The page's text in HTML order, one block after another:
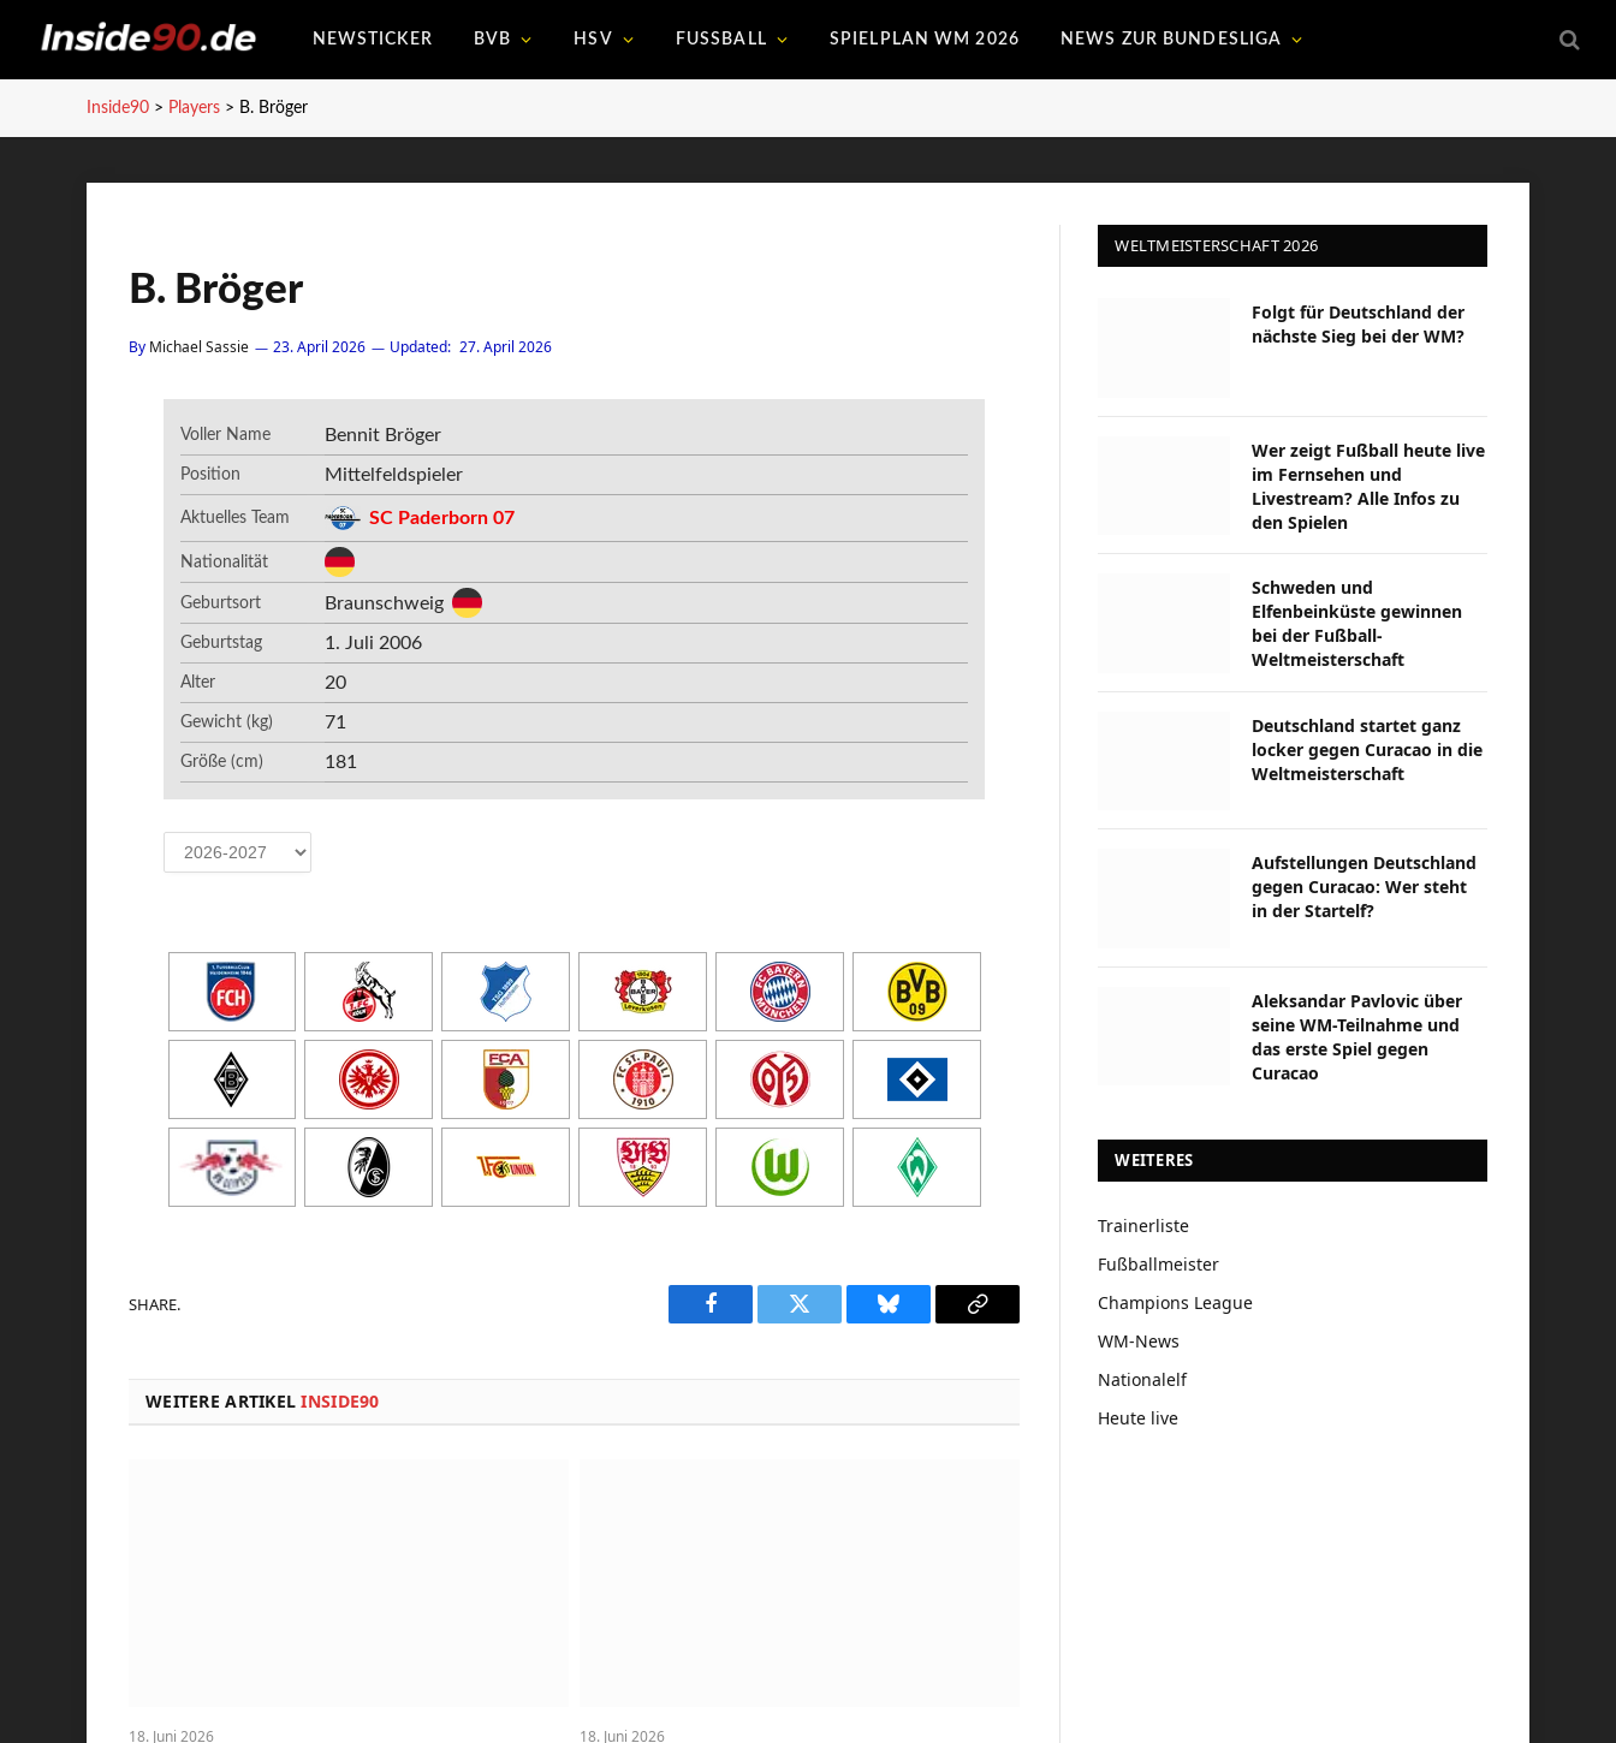
NEWSTICKER BVB HSV FUSSBALL SPIELPLAN WM 2026 NEWS ZUR BUNDESLIGA
Inside90 > Players > B. Bröger
B. Bröger
By Michael Sassie 23. April 2026 Updated: 27. April 2026
Voller Name Bennit Bröger
Position Mittelfeldspieler
Aktuelles Team SC Paderborn 07
Nationalität
Geburtsort Braunschweig
Geburtstag 1. Juli 2006
Alter 20
Gewicht (kg) 71
Größe (cm) 181
SHARE.
Facebook Twitter Bluesky
Copy
WEITERE ARTIKELINSIDE90
18. Juni 2026 18. Juni 2026
WELTMEISTERSCHAFT 2026
Folgt für Deutschland der
nächste Sieg bei der WM?
Wer zeigt Fußball heute live
im Fernsehen und
Livestream? Alle Infos zu
den Spielen
Schweden und
Elfenbeinküste gewinnen
bei der Fußball-
Weltmeisterschaft
Deutschland startet ganz
locker gegen Curacao in die
Weltmeisterschaft
Aufstellungen Deutschland
gegen Curacao: Wer steht
in der Startelf?
Aleksandar Pavlovic über
seine WM-Teilnahme und
das erste Spiel gegen
Curacao
WEITERES
Trainerliste
Fußballmeister
Champions League
WM-News
Nationalelf
Heute live